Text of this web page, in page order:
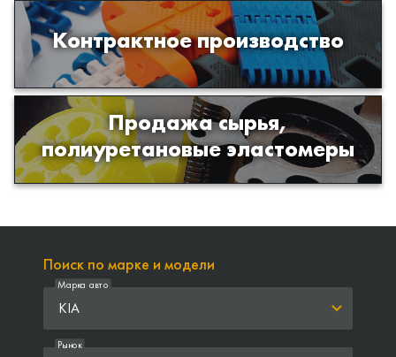
Контрактное производство
Производство изделий из пластиков
и полимеров по образцам либо
чертежам заказчика
Продажа сырья,
полиуретановые эластомеры
Продажа сырья для производства
изделий из полиуретана
Поиск по марке и модели
KIA
Марка авто
Рынок